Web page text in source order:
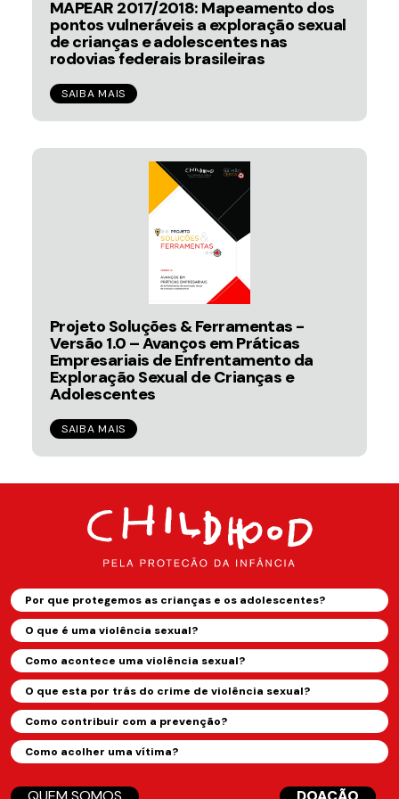
MAPEAR 2017/2018: Mapeamento dos
pontos vulneráveis a exploração sexual
de crianças e adolescentes nas
rodovias federais brasileiras
SAIBA MAIS
Projeto Soluções & Ferramentas -
Versão 1.0 – Avanços em Práticas
Empresariais de Enfrentamento da
Exploração Sexual de Crianças e
Adolescentes
SAIBA MAIS
Por que protegemos as crianças e os adolescentes?
O que é uma violência sexual?
Como acontece uma violência sexual?
O que esta por trás do crime de violência sexual?
Como contribuir com a prevenção?
Como acolher uma vítima?